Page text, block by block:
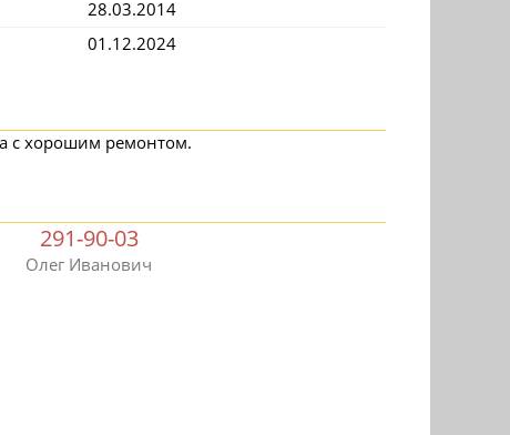
28.03.2014
01.12.2024
с хорошим ремонтом.
291-90-03
Олег Иванович